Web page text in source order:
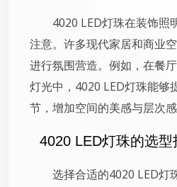
4020 LED灯珠在装饰照
注意。许多现代家居和商业
进行氛围营造。例如，在餐
灯光中，4020 LED灯珠能够
节，增加空间的美感与层次感
4020 LED灯珠的选型
选择合适的4020 LED灯